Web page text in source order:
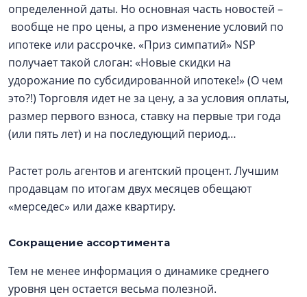
определенной даты. Но основная часть новостей –
вообще не про цены, а про изменение условий по
ипотеке или рассрочке. «Приз симпатий» NSP
получает такой слоган: «Новые скидки на
удорожание по субсидированной ипотеке!» (О чем
это?!) Торговля идет не за цену, а за условия оплаты,
размер первого взноса, ставку на первые три года
(или пять лет) и на последующий период…
Растет роль агентов и агентский процент. Лучшим
продавцам по итогам двух месяцев обещают
«мерседес» или даже квартиру.
Сокращение ассортимента
Тем не менее информация о динамике среднего
уровня цен остается весьма полезной.